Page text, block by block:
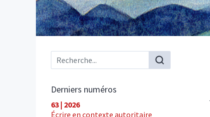
Menu principal
Derniers numéros
63 | 2026
Écrire en contexte autoritaire